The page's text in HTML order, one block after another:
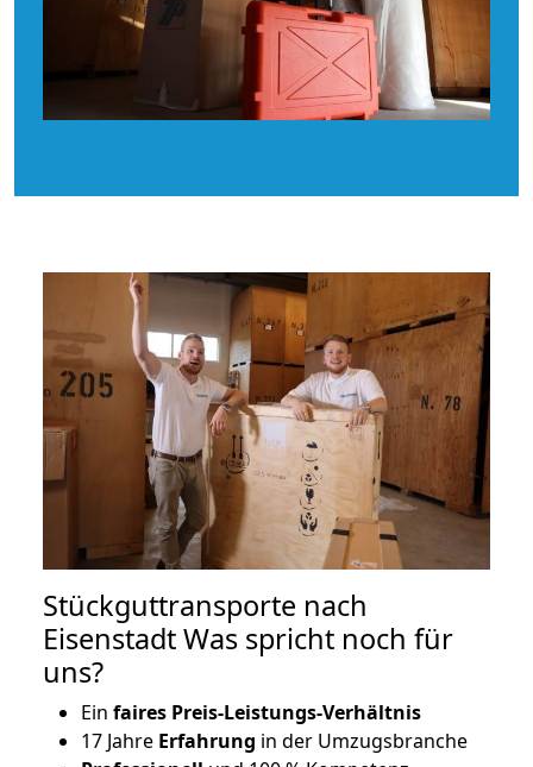
Stückguttransporte nach
Eisenstadt Was spricht noch für
uns?
Ein faires Preis-Leistungs-Verhältnis
17 Jahre Erfahrung in der Umzugsbranche